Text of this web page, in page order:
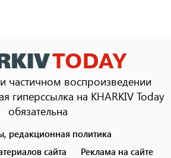
частичном воспроизведении
гиперссылка на KHARKIV Today
обязательна
редакционная политика
сайта
Реклама на сайте